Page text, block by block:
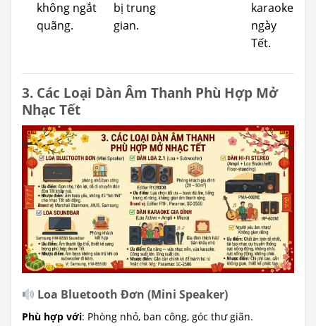
không ngắt
quãng.
bị trung
gian.
karaoke
ngày
Tết.
3. Các Loại Dàn Âm Thanh Phù Hợp Mở
Nhạc Tết
Loa Bluetooth Đơn (Mini Speaker)
Phù hợp với: Phòng nhỏ, ban công, góc thư giãn.